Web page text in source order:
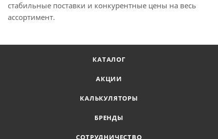
стабильные поставки и конкурентные цены на весь
ассортимент.
КАТАЛОГ
АКЦИИ
КАЛЬКУЛЯТОРЫ
БРЕНДЫ
СОТРУДНИЧЕСТВО